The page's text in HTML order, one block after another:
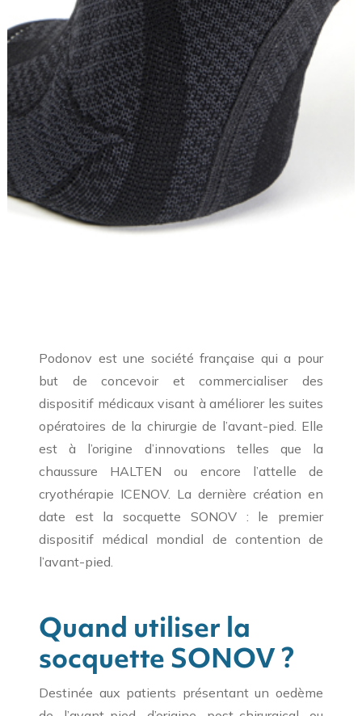
Podonov est une société française qui a pour
but de concevoir et commercialiser des
dispositif médicaux visant à améliorer les suites
opératoires de la chirurgie de l’avant-pied. Elle
est à l’origine d’innovations telles que la
chaussure HALTEN ou encore l’attelle de
cryothérapie ICENOV. La dernière création en
date est la socquette SONOV : le premier
dispositif médical mondial de contention de
l’avant-pied.
Quand utiliser la
socquette SONOV ?
Destinée aux patients présentant un oedème